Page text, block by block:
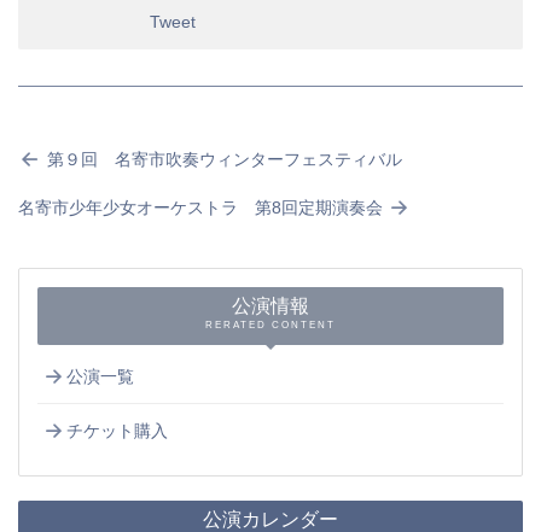
Tweet
第９回 名寄市吹奏ウィンターフェスティバル
名寄市少年少女オーケストラ 第8回定期演奏会
公演情報
RERATED CONTENT
公演一覧
チケット購入
公演カレンダー